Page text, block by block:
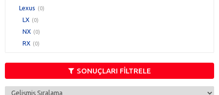
Lexus (0)
LX (0)
NX (0)
RX (0)
SONUÇLARI FİLTRELE